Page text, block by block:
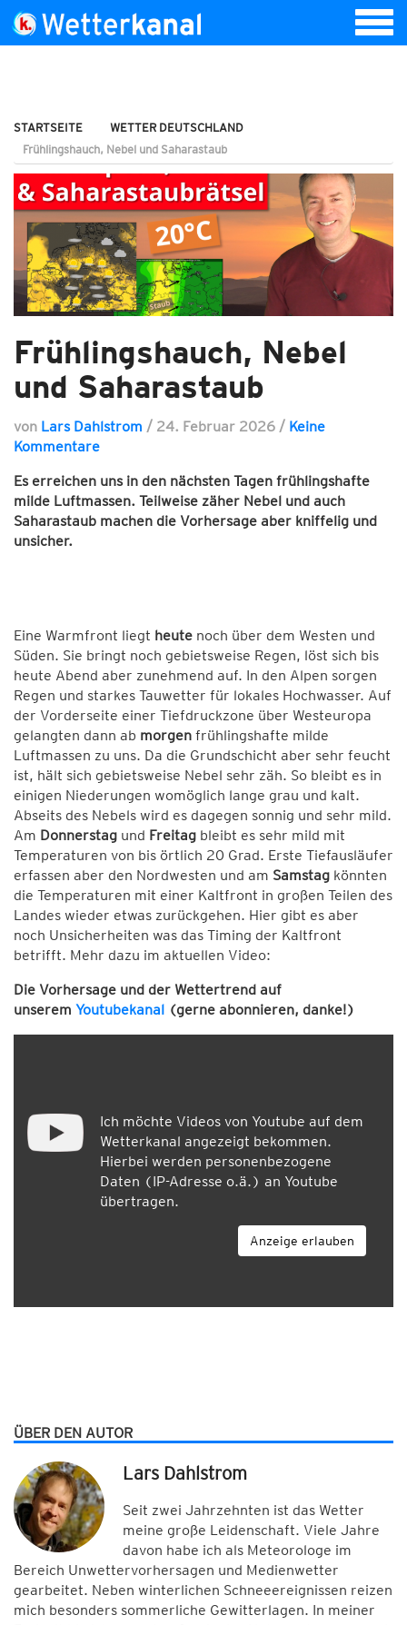
STARTSEITE
WETTER DEUTSCHLAND
Frühlingshauch, Nebel und Saharastaub
Frühlingshauch, Nebel
und Saharastaub
von Lars Dahlstrom / 24. Februar 2026 / Keine
Kommentare
Es erreichen uns in den nächsten Tagen frühlingshafte
milde Luftmassen. Teilweise zäher Nebel und auch
Saharastaub machen die Vorhersage aber kniffelig und
unsicher.
Eine Warmfront liegt heute noch über dem Westen und
Süden. Sie bringt noch gebietsweise Regen, löst sich bis
heute Abend aber zunehmend auf. In den Alpen sorgen
Regen und starkes Tauwetter für lokales Hochwasser. Auf
der Vorderseite einer Tiefdruckzone über Westeuropa
gelangten dann ab morgen frühlingshafte milde
Luftmassen zu uns. Da die Grundschicht aber sehr feucht
ist, hält sich gebietsweise Nebel sehr zäh. So bleibt es in
einigen Niederungen womöglich lange grau und kalt.
Abseits des Nebels wird es dagegen sonnig und sehr mild.
Am Donnerstag und Freitag bleibt es sehr mild mit
Temperaturen von bis örtlich 20 Grad. Erste Tiefausläufer
erfassen aber den Nordwesten und am Samstag könnten
die Temperaturen mit einer Kaltfront in großen Teilen des
Landes wieder etwas zurückgehen. Hier gibt es aber
noch Unsicherheiten was das Timing der Kaltfront
betrifft. Mehr dazu im aktuellen Video:
Die Vorhersage und der Wettertrend auf
unserem Youtubekanal (gerne abonnieren, danke!)
Ich möchte Videos von Youtube auf dem
Wetterkanal angezeigt bekommen.
Hierbei werden personenbezogene
Daten (IP-Adresse o.ä.) an Youtube
übertragen.
Anzeige erlauben
ÜBER DEN AUTOR
Lars Dahlstrom
Seit zwei Jahrzehnten ist das Wetter
meine große Leidenschaft. Viele Jahre
davon habe ich als Meteorologe im
Bereich Unwettervorhersagen und Medienwetter
gearbeitet. Neben winterlichen Schneeereignissen reizen
mich besonders sommerliche Gewitterlagen. In meiner